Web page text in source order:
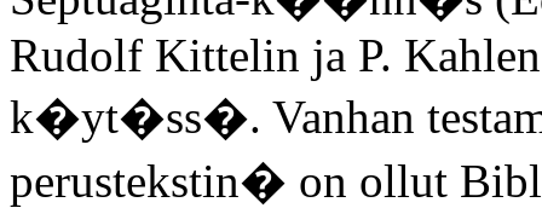
Rudolf Kittelin ja P.
k�yt�ss�. Vanhan
perustekstin� on ollut